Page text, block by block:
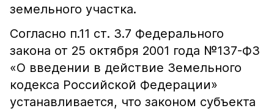
земельного участка.
Согласно п.11 ст. 3.7 Федерального
закона от 25 октября 2001 года №137-ФЗ
«О введении в действие Земельного
кодекса Российской Федерации»
устанавливается, что законом субъекта